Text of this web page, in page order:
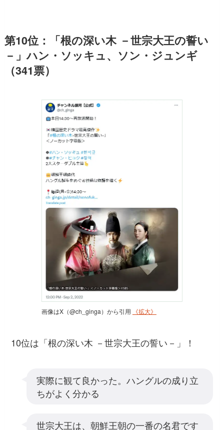
第10位：「根の深い木 －世宗大王の誓い
－」ハン・ソッキュ、ソン・ジュンギ
（341票）
画像はX（@ch_ginga）から引用 《拡大》
10位は「根の深い木 －世宗大王の誓い－」！
実際に観て良かった。ハングルの成り立
ちがよく分かる
世宗大王は、朝鮮王朝の一番の名君です